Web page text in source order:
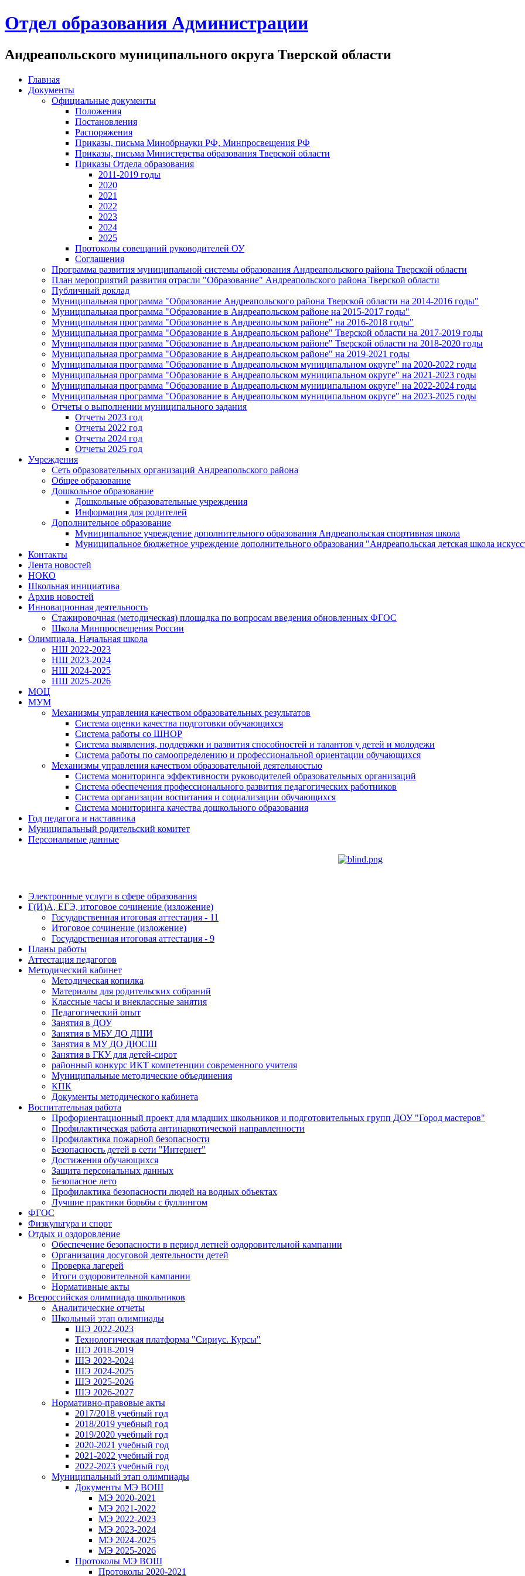
Отдел образования Администрации
Андреапольского муниципального округа Тверской области
Главная
Документы
Официальные документы
Положения
Постановления
Распоряжения
Приказы, письма Минобрнауки РФ, Минпросвещения РФ
Приказы, письма Министерства образования Тверской области
Приказы Отдела образования
2011-2019 годы
2020
2021
2022
2023
2024
2025
Протоколы совещаний руководителей ОУ
Соглашения
Программа развития муниципальной системы образования Андреапольского района Тверской области
План мероприятий развития отрасли "Образование" Андреапольского района Тверской области
Публичный доклад
Муниципальная программа "Образование Андреапольского района Тверской области на 2014-2016 годы"
Муниципальная программа "Образование в Андреапольском районе на 2015-2017 годы"
Муниципальная программа "Образование в Андреапольском районе" на 2016-2018 годы"
Муниципальная программа "Образование в Андреапольском районе" Тверской области на 2017-2019 годы
Муниципальная программа "Образование в Андреапольском районе" Тверской области на 2018-2020 годы
Муниципальная программа "Образование в Андреапольском районе" на 2019-2021 годы
Муниципальная программа "Образование в Андреапольском муниципальном округе" на 2020-2022 годы
Муниципальная программа "Образование в Андреапольском муниципальном округе" на 2021-2023 годы
Муниципальная программа "Образование в Андреапольском муниципальном округе" на 2022-2024 годы
Муниципальная программа "Образование в Андреапольском муниципальном округе" на 2023-2025 годы
Отчеты о выполнении муниципального задания
Отчеты 2023 год
Отчеты 2022 год
Отчеты 2024 год
Отчеты 2025 год
Учреждения
Сеть образовательных организаций Андреапольского района
Общее образование
Дошкольное образование
Дошкольные образовательные учреждения
Информация для родителей
Дополнительное образование
Муниципальное учреждение дополнительного образования Андреапольская спортивная школа
Муниципальное бюджетное учреждение дополнительного образования "Андреапольская детская школа
Контакты
Лента новостей
НОКО
Школьная инициатива
Архив новостей
Инновационная деятельность
Стажировочная (методическая) площадка по вопросам введения обновленных ФГОС
Школа Минпросвещения России
Олимпиада. Начальная школа
НШ 2022-2023
НШ 2023-2024
НШ 2024-2025
НШ 2025-2026
МОЦ
МУМ
Механизмы управления качеством образовательных результатов
Система оценки качества подготовки обучающихся
Система работы со ШНОР
Система выявления, поддержки и развития способностей и талантов у детей и молодежи
Система работы по самоопределению и профессиональной ориентации обучающихся
Механизмы управления качеством образовательной деятельностью
Система мониторинга эффективности руководителей образовательных организаций
Система обеспечения профессионального развития педагогических работников
Система организации воспитания и социализации обучающихся
Система мониторинга качества дошкольного образования
Год педагога и наставника
Муниципальный родительский комитет
Персональные данные
Электронные услуги в сфере образования
Г(И)А, ЕГЭ, итоговое сочинение (изложение)
Государственная итоговая аттестация - 11
Итоговое сочинение (изложение)
Государственная итоговая аттестация - 9
Планы работы
Аттестация педагогов
Методический кабинет
Методическая копилка
Материалы для родительских собраний
Классные часы и внеклассные занятия
Педагогический опыт
Занятия в ДОУ
Занятия в МБУ ДО ДШИ
Занятия в МУ ДО ДЮСШ
Занятия в ГКУ для детей-сирот
районный конкурс ИКТ компетенции современного учителя
Муниципальные методические объединения
КПК
Документы методического кабинета
Воспитательная работа
Профориентационный проект для младших школьников и подготовительных групп ДОУ "Город мастеров"
Профилактическая работа антинаркотической направленности
Профилактика пожарной безопасности
Безопасность детей в сети "Интернет"
Достижения обучающихся
Защита персональных данных
Безопасное лето
Профилактика безопасности людей на водных объектах
Лучшие практики борьбы с буллингом
ФГОС
Физкультура и спорт
Отдых и оздоровление
Обеспечение безопасности в период летней оздоровительной кампании
Организация досуговой деятельности детей
Проверка лагерей
Итоги оздоровительной кампании
Нормативные акты
Всероссийская олимпиада школьников
Аналитические отчеты
Школьный этап олимпиады
ШЭ 2022-2023
Технологическая платформа "Сириус. Курсы"
ШЭ 2018-2019
ШЭ 2023-2024
ШЭ 2024-2025
ШЭ 2025-2026
ШЭ 2026-2027
Нормативно-правовые акты
2017/2018 учебный год
2018/2019 учебный год
2019/2020 учебный год
2020-2021 учебный год
2021-2022 учебный год
2022-2023 учебный год
Муниципальный этап олимпиады
Документы МЭ ВОШ
МЭ 2020-2021
МЭ 2021-2022
МЭ 2022-2023
МЭ 2023-2024
МЭ 2024-2025
МЭ 2025-2026
Протоколы МЭ ВОШ
Протоколы 2020-2021